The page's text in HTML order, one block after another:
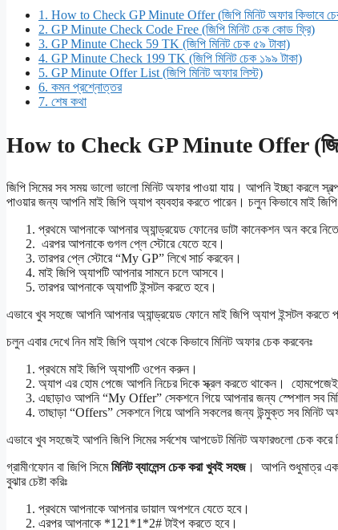
1. How to Check GP Minute Offer (জিপি মিনিট অফার কিভাবে
2. GP Minute Check Code Free (জিপি মিনিট চেক কোড ফ্রি)
3. GP Minute Check 59 TK (জিপি মিনিট চেক ৫৯ টাকা)
4. GP Minute Check 199 TK (জিপি মিনিট চেক ১৯৯ টাকা)
5. GP Minute Offer List (জিপি মিনিট অফার লিস্ট)
6. কমন প্রশ্নোত্তর
7. শেষ কথা
How to Check GP Minute Offer (জিপি
জিপি সিমের সব সময় ভালো ভালো মিনিট অফার পাওয়া যায়। আপনি ইচ্ছা করলে
পাওয়ার জন্য আপনি মাই জিপি অ্যাপ ব্যবহার করতে পারেন। চলুন কিভাবে মাই জিপি
প্রথমে আপনাকে আপনার অ্যান্ড্রয়েড ফোনের ডাটা কানেকশন অন করে
এরপর আপনাকে গুগল প্লে স্টোরে যেতে হবে।
তারপর প্লে স্টোরে “My GP” লিখে সার্চ করবেন।
মাই জিপি অ্যাপটি আপনার সামনে চলে আসবে।
তারপর আপনাকে অ্যাপটি ইন্সটল করতে হবে।
এভাবে খুব সহজে আপনি আপনার অ্যান্ড্রয়েড ফোনে মাই জিপি অ্যাপ ইন্সটল করতে
চলুন এবার দেখে নিন মাই জিপি অ্যাপ থেকে কিভাবে মিনিট অফার চেক করবেনঃ
প্রথমে মাই জিপি অ্যাপটি ওপেন করুন।
অ্যাপ এর হোম পেজে আপনি নিচের দিকে স্ক্রল করতে থাকেন।
এছাড়াও আপনি “My Offer” সেকশনে গিয়ে আপনার জন্য স্পেশাল সব
তাছাড়া “Offers” সেকশনে গিয়ে আপনি সকলের জন্য উন্মুক্ত সব মিনিট
এভাবে খুব সহজেই আপনি জিপি সিমের সর্বশেষ আপডেট মিনিট অফারগুলো চেক করে
গ্রামীণফোন বা জিপি সিমেমিনিট ব্যালেন্স চেক করা খুবই সহজ। আপনি শুধুমাত্র
বুঝার চেষ্টা করিঃ
প্রথমে আপনাকে আপনার ডায়াল অপশনে যেতে হবে।
এরপর আপনাকে *121*1*2# টাইপ করতে হবে।